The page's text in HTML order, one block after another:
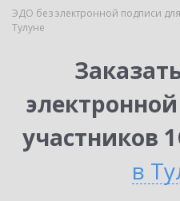
ЭДО без электронной подписи
Тулуне
участников
в